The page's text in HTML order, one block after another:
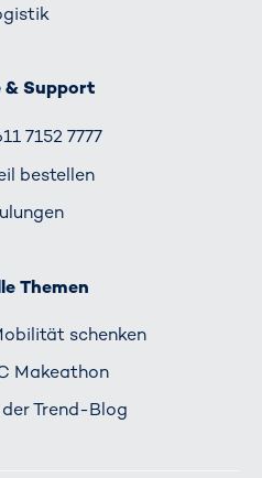
& Support
7152 7777
bestellen
Themen
schenken
Makeathon
Trend-Blog